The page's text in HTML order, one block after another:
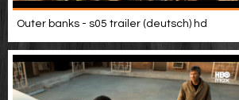
Outer banks - s05 trailer (deutsch) hd